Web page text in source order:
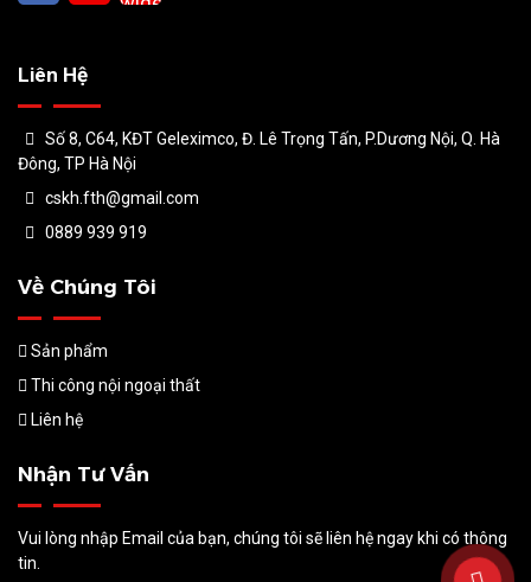
Liên Hệ
Số 8, C64, KĐT Geleximco, Đ. Lê Trọng Tấn, P.Dương Nội, Q. Hà
Đông, TP Hà Nội
cskh.fth@gmail.com
0889 939 919
Về Chúng Tôi
Sản phẩm
Thi công nội ngoại thất
Liên hệ
Nhận Tư Vấn
Vui lòng nhập Email của bạn, chúng tôi sẽ liên hệ ngay khi có thông
tin.